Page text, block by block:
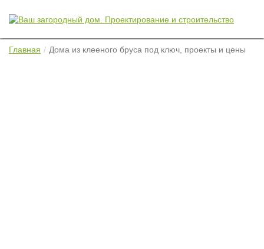
Главная Дома из клееного бруса под ключ, проекты и цены